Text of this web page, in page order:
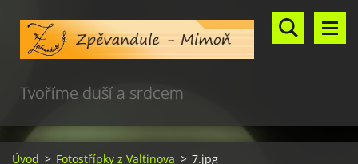
Tvoříme duší a srdcem
Úvod > Fotostřípky z Valtinova > 7.jpg